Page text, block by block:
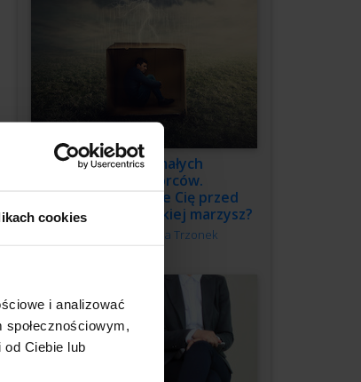
cookies
i analizować
Ciebie lub
3 grzechy małych
przedsiębiorców.
Co powstrzymuje Cię przed
budową firmy, o jakiej marzysz?
Katarzyna Trzonek